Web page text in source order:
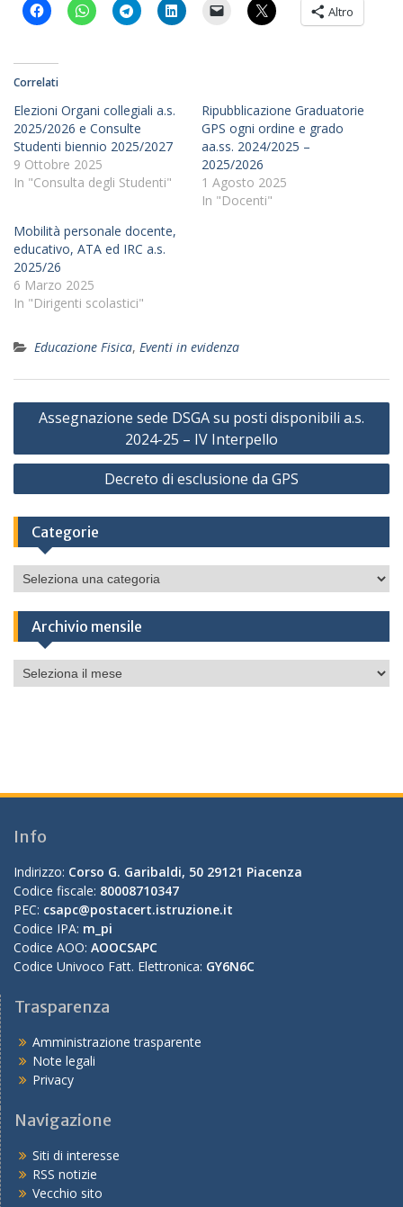
Altro
Correlati
Elezioni Organi collegiali a.s.
2025/2026 e Consulte
Studenti biennio 2025/2027
9 Ottobre 2025
In "Consulta degli Studenti"
Ripubblicazione Graduatorie
GPS ogni ordine e grado
aa.ss. 2024/2025 –
2025/2026
1 Agosto 2025
In "Docenti"
Mobilità personale docente,
educativo, ATA ed IRC a.s.
2025/26
6 Marzo 2025
In "Dirigenti scolastici"
Educazione Fisica, Eventi in evidenza
Navigazione
articoli
Assegnazione sede DSGA su posti disponibili a.s.
2024-25 – IV Interpello
Decreto di esclusione da GPS
Categorie
Categorie
Archivio mensile
Archivio
mensile
Info
Indirizzo: Corso G. Garibaldi, 50 29121 Piacenza
Codice fiscale: 80008710347
PEC: csapc@postacert.istruzione.it
Codice IPA: m_pi
Codice AOO: AOOCSAPC
Codice Univoco Fatt. Elettronica: GY6N6C
Trasparenza
Amministrazione trasparente
Note legali
Privacy
Navigazione
Siti di interesse
RSS notizie
Vecchio sito